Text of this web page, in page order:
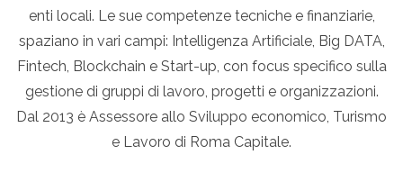
enti locali. Le sue competenze tecniche e finanziarie,
spaziano in vari campi: Intelligenza Artificiale, Big DATA,
Fintech, Blockchain e Start-up, con focus specifico sulla
gestione di gruppi di lavoro, progetti e organizzazioni.
Dal 2013 è Assessore allo Sviluppo economico, Turismo
e Lavoro di Roma Capitale.